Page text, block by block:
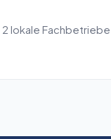
2 lokale